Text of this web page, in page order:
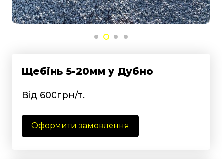
Щебінь 5-20мм у Дубно
Від 600грн/т.
Оформити замовлення